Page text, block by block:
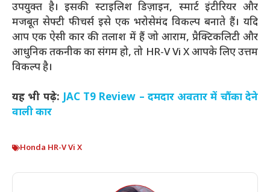
उपयुक्त है। इसकी स्टाइलिश डिज़ाइन, स्मार्ट इंटीरियर और
मजबूत सेफ्टी फीचर्स इसे एक भरोसेमंद विकल्प बनाते हैं। यदि
आप एक ऐसी कार की तलाश में हैं जो आराम, प्रैक्टिकलिटी और
आधुनिक तकनीक का संगम हो, तो HR-V Vi X आपके लिए उत्तम
विकल्प है।
यह भी पढ़े:JAC T9 Review – दमदार अवतार में चौंका देने
वाली कार
Honda HR-V Vi X